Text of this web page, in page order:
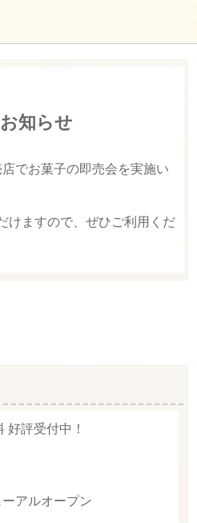
知らせ
でお菓子の即売会を実施い
けますので、ぜひご利用くだ
好評受付中！
アルオープン